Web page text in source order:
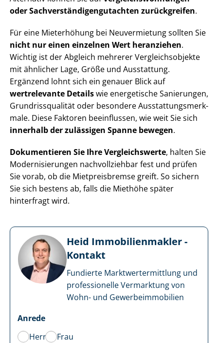
oder Sach­ver­stän­di­gen­gut­ach­ten zurückgreifen.
Für eine Mieterhöhung bei Neuvermietung sollten Sie
nicht nur einen einzelnen Wert heranziehen.
Wichtig ist der Abgleich mehrerer Ver­gleichs­ob­jek­te
mit ähnlicher Lage, Größe und Ausstattung.
Ergänzend lohnt sich ein genauer Blick auf
wertrelevante Detailswie energetische Sanierungen,
Grund­riss­qua­li­tät oder besondere Aus­stat­tungs­merk­
ma­le. Diese Faktoren beeinflussen, wie weit Sie sich
innerhalb der zulässigen Spanne bewegen.
Dokumentieren Sie Ihre Vergleichswerte, halten Sie
Mo­der­ni­sie­run­gen nachvollziehbar fest und prüfen
Sie vorab, ob die Mietpreisbremse greift. So sichern
Sie sich bestens ab, falls die Miethöhe später
hinterfragt wird.
Heid Im­mo­bi­li­en­mak­ler -
Kontakt
Fundierte Markt­wert­ermitt­lung und
professionelle Vermarktung von
Wohn- und Ge­wer­be­im­mo­bi­li­en
Anrede
Herr
Frau